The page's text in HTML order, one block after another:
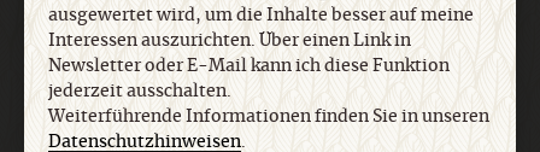
Informationen finden Sie in unseren
Datenschutzhinweisen.
E-Mail
ausgewertet wird, um die Inhalte besser auf meine
Interessen auszurichten. Über einen Link in
Newsletter oder E-Mail kann ich diese Funktion
jederzeit ausschalten.
Weiterführende Informationen finden Sie in unseren
Datenschutzhinweisen.